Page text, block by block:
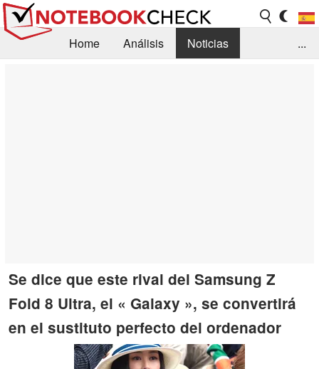
Home Análisis
Noticias
...
Se dice que este rival del Samsung Z
Fold 8 Ultra, el « Galaxy », se convertirá
en el sustituto perfecto del ordenador